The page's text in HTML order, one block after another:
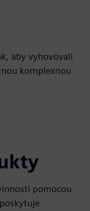
aby vyhovovali
komplexnou
pomocou